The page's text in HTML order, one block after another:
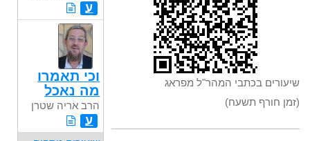
שיעורים בכתבי המהר"ל מפראג
(זמן חורף תשעח)
ע
וכי תאמרו
מה נאכל
הרב אריה שטרן
ע